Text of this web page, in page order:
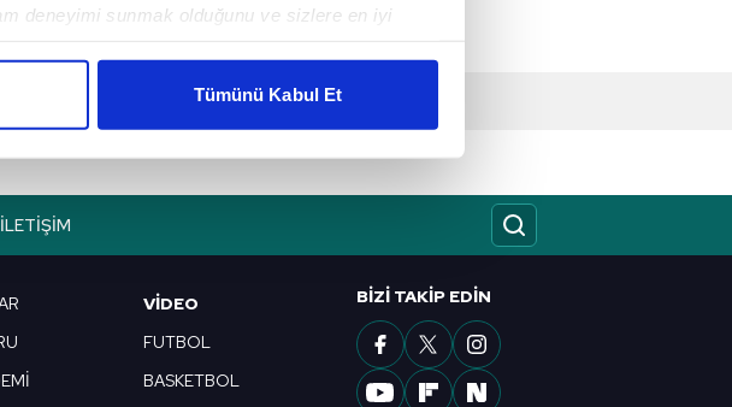
deneyimi sunmak olduğunu ve sizlere en iyi
hedefli reklamlar gösterilmeyecektir."
bilgi toplumu hizmetlerinin sunulması
Çerezlere ilişkin detaylı bilgi için Ayarlar
Tümünü Kabul Et
VIDEO
FUTBOL
BASKETBOL
BIZI TAKIP EDIN